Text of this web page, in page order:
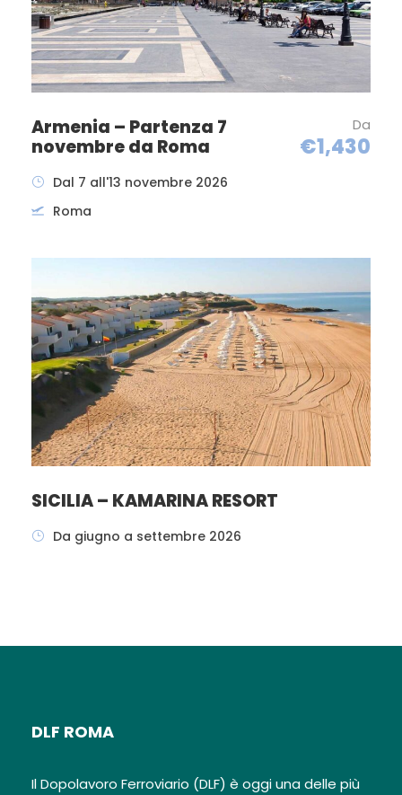
Armenia – Partenza 7
novembre da Roma
Da
€1,430
Dal 7 all'13 novembre 2026
Roma
SICILIA – KAMARINA RESORT
Da giugno a settembre 2026
DLF ROMA
Il Dopolavoro Ferroviario (DLF) è oggi una delle più